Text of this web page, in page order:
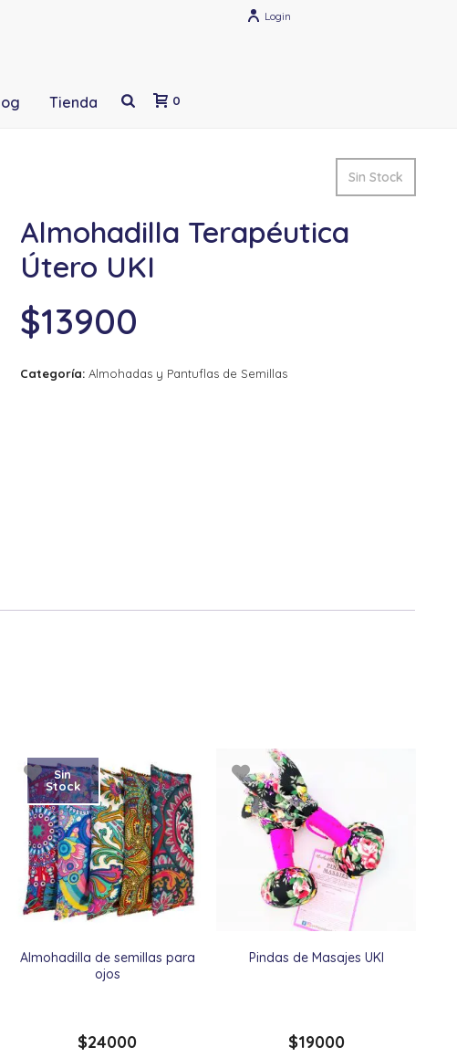
Login
Tienda 0
Sin Stock
Almohadilla Terapéutica
Útero UKI
$13900
Categoría: Almohadas y Pantuflas de Semillas
Almohadilla de semillas para
ojos
Sin
Stock
$24000
Pindas de Masajes UKI
$19000